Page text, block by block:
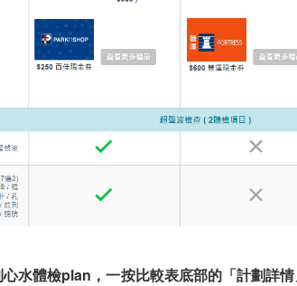
水體檢plan，一按比較表底部的「計劃詳